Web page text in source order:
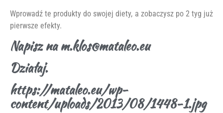
Wprowadź te produkty do swojej diety, a zobaczysz po 2 tyg już
pierwsze efekty.
Napisz na m.klos@mataleo.eu
Działaj.
https://mataleo.eu/wp-
content/uploads/2013/08/1448-1.jpg